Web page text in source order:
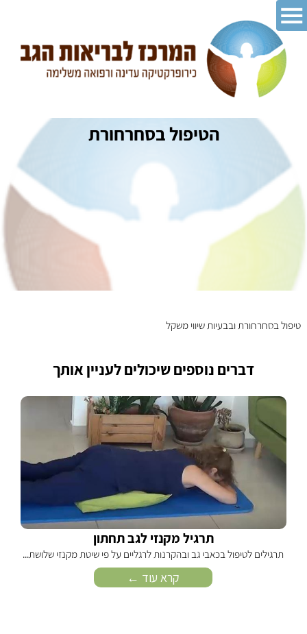
הטיפול בסחרחורת
טיפול בסחרחורת ובבעיות שיווי משקל
דברים נוספים שיכולים לעניין אותך
תרגיל מקנזי לגב תחתון
תרגילים לטיפול בכאבי גב ובהקרנות לרגליים על פי שיטת מקנזי שלושת...
קרא עוד ←